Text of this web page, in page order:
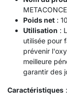
Poids net :
Utilisation :
utilisée pour
prévenir
meilleure
garantir des
Caractéristiques :